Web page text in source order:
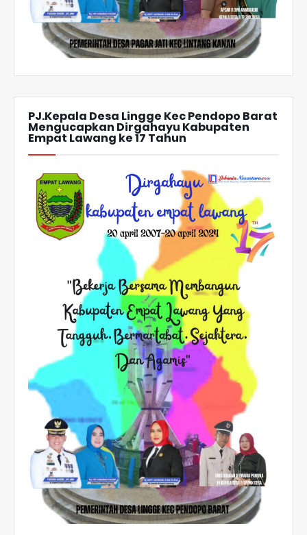
PJ.Kepala Desa Lingge Kec Pendopo Barat
Mengucapkan Dirgahayu Kabupaten
Empat Lawang ke 17 Tahun